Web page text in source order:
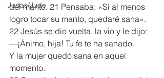
Judas/Jude
del manto. 21 Pensaba: «Si al menos
logro tocar su manto, quedaré sana».
22 Jesús se dio vuelta, la vio y le dijo:
—¡Ánimo, hija! Tu fe te ha sanado.
Y la mujer quedó sana en aquel
momento.